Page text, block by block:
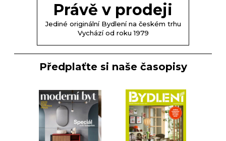
Právě v prodeji
Jediné originální Bydlení na českém trhu
Vychází od roku 1979
Předplaťte si naše časopisy